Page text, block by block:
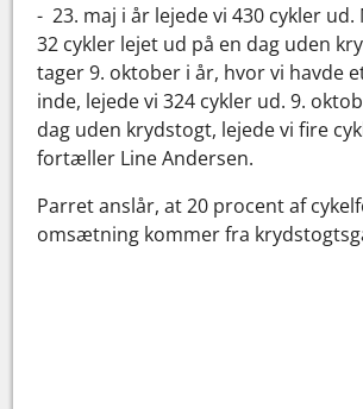
- 23. maj i år lejede vi 430 cykler ud.
32 cykler lejet ud på en dag uden
tager 9. oktober i år, hvor vi havde
inde, lejede vi 324 cykler ud. 9.
dag uden krydstogt, lejede vi fire
fortæller Line Andersen.
Parret anslår, at 20 procent af
omsætning kommer fra